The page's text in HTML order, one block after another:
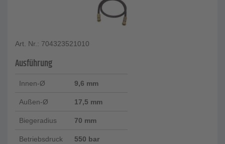
Art. Nr.: 704323521010
Ausführung
Innen-Ø 9,6 mm
Außen-Ø 17,5 mm
Biegeradius 70 mm
Betriebsdruck 550 bar